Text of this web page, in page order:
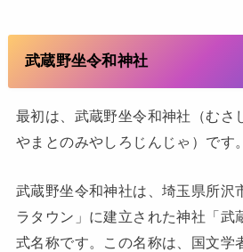
武蔵野坐令和神社
最初は、武蔵野坐令和神社（むさ
やまとのみやしろじんじゃ）です。
武蔵野坐令和神社は、埼玉県所沢
ラタウン」に建立された神社「武
式名称です。この名称は、国文学